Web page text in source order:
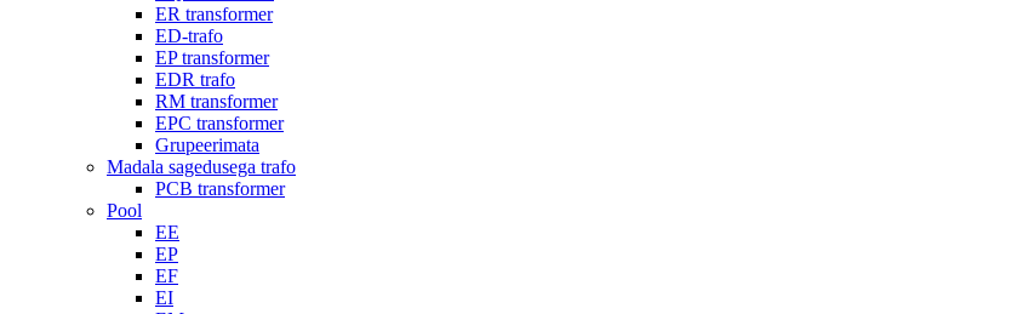
ER transformer
ED-trafo
EP transformer
EDR trafo
RM transformer
EPC transformer
Grupeerimata
Madala sagedusega trafo
PCB transformer
Pool
EE
EP
EF
EI